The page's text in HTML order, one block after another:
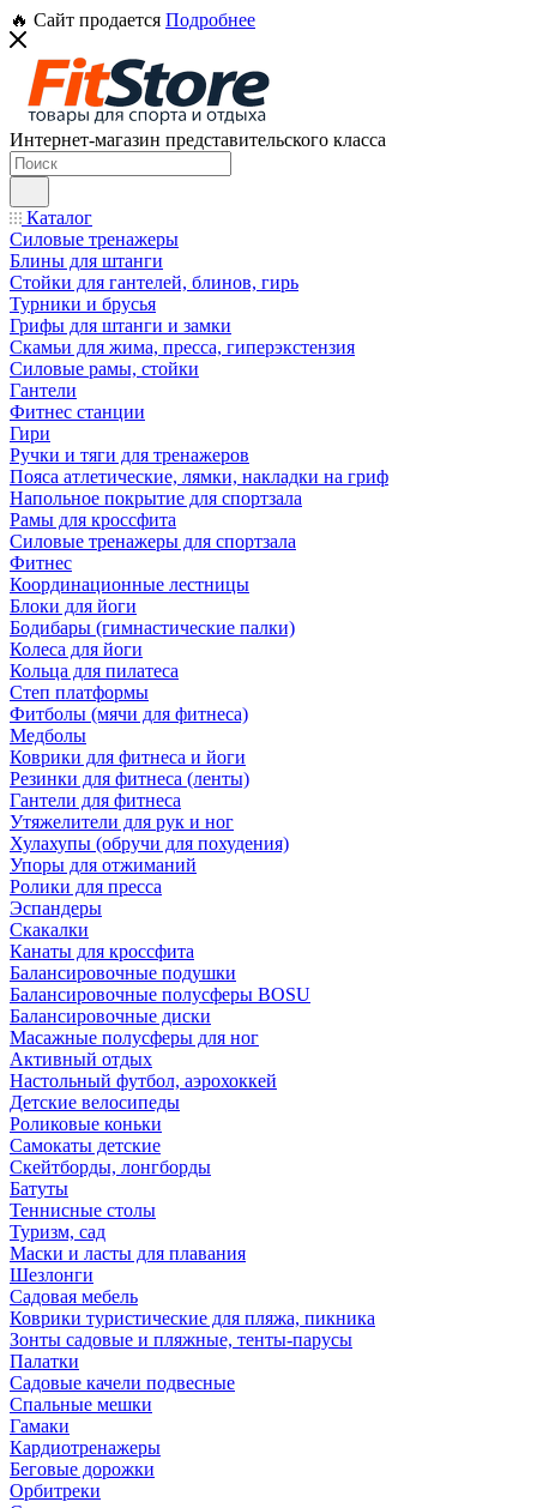
🔥 Сайт продается Подробнее
Интернет-магазин представительского класса
Каталог
Силовые тренажеры
Блины для штанги
Стойки для гантелей, блинов, гирь
Турники и брусья
Грифы для штанги и замки
Скамьи для жима, пресса, гиперэкстензия
Силовые рамы, стойки
Гантели
Фитнес станции
Гири
Ручки и тяги для тренажеров
Пояса атлетические, лямки, накладки на гриф
Напольное покрытие для спортзала
Рамы для кроссфита
Силовые тренажеры для спортзала
Фитнес
Координационные лестницы
Блоки для йоги
Бодибары (гимнастические палки)
Колеса для йоги
Кольца для пилатеса
Степ платформы
Фитболы (мячи для фитнеса)
Медболы
Коврики для фитнеса и йоги
Резинки для фитнеса (ленты)
Гантели для фитнеса
Утяжелители для рук и ног
Хулахупы (обручи для похудения)
Упоры для отжиманий
Ролики для пресса
Эспандеры
Скакалки
Канаты для кроссфита
Балансировочные подушки
Балансировочные полусферы BOSU
Балансировочные диски
Масажные полусферы для ног
Активный отдых
Настольный футбол, аэрохоккей
Детские велосипеды
Роликовые коньки
Самокаты детские
Скейтборды, лонгборды
Батуты
Теннисные столы
Туризм, сад
Маски и ласты для плавания
Шезлонги
Садовая мебель
Коврики туристические для пляжа, пикника
Зонты садовые и пляжные, тенты-парусы
Палатки
Садовые качели подвесные
Спальные мешки
Гамаки
Кардиотренажеры
Беговые дорожки
Орбитреки